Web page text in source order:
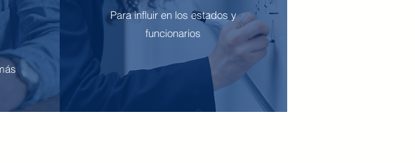
Para influir en los estados y
funcionarios